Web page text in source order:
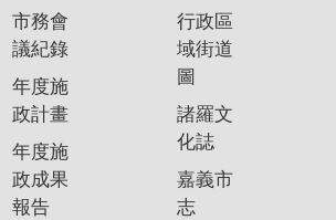
我
們
網
路
社
群
市務會
議紀錄
年度施
政計畫
年度施
政成果
報告
行政區
域街道
圖
諸羅文
化誌
嘉義市
志